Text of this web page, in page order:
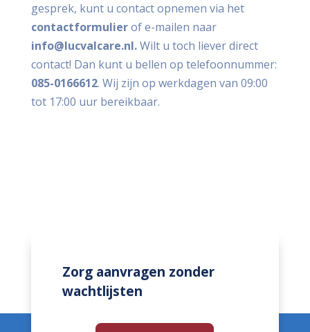
gesprek, kunt u contact opnemen via het
contactformulierof e-mailen naar
info@lucvalcare.nl.Wilt u toch liever direct
contact! Dan kunt u bellen op telefoonnummer:
085-0166612. Wij zijn op werkdagen van 09:00
tot 17:00 uur bereikbaar.
Zorg aanvragen zonder
wachtlijsten